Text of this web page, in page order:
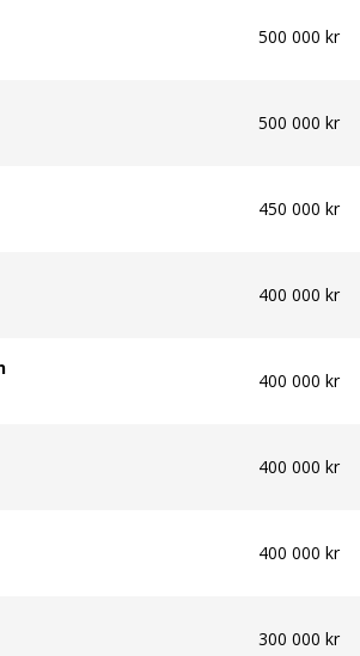
500 000 kr
500 000 kr
450 000 kr
400 000 kr
400 000 kr
400 000 kr
400 000 kr
300 000 kr